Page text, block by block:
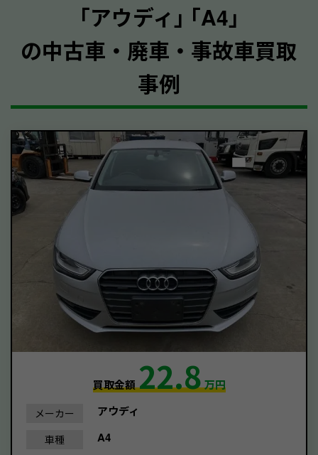
｢アウディ｣ ｢A4｣
の中古車・廃車・事故車買取
事例
買取金額22.8万円
メーカー アウディ
車種 A4